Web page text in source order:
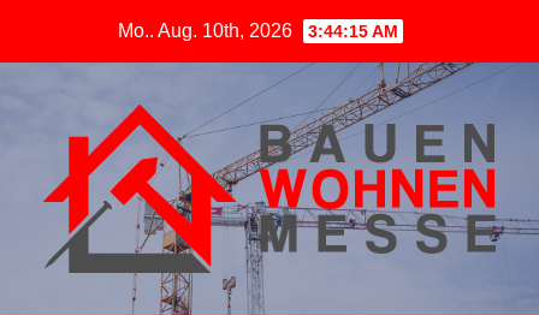
Mo.. Aug. 10th, 2026 3:44:16 AM